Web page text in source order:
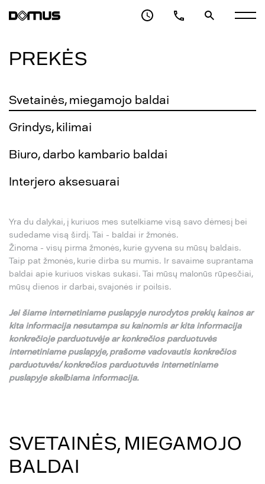
PREKĖS
Svetainės, miegamojo baldai
Grindys, kilimai
Biuro, darbo kambario baldai
Interjero aksesuarai
Yra du dalykai, į kuriuos mes sutelkiame visą savo dėmesį bei
sudedame visą širdį. Tai - baldai ir žmonės.
Žinoma - visų pirma žmonės, kurie gyvena su mūsų baldais.
Taip pat žmonės, kurie dirba su mumis. Ir savaime suprantama
baldai apie kuriuos viskas sukasi. Tai mūsų malonūs rūpesčiai,
mūsų dienos ir darbai, svajonės ir poilsis.
Jeišiame internetiniame puslapyje nurodytos prekiųkainos ar
kita informacija nesutampa sukainomis ar kita informacija
konkrečioje parduotuvėje ar konkrečios parduotuvės
internetiniame puslapyje,prašome vadovautis konkrečios
parduotuvės/ konkrečios parduotuvės internetiniame
puslapyje skelbiama informacija.
SVETAINĖS, MIEGAMOJO
BALDAI